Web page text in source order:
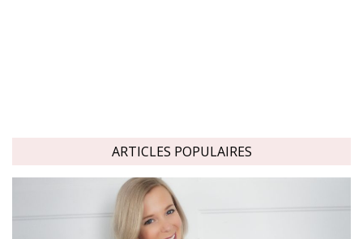
ARTICLES POPULAIRES